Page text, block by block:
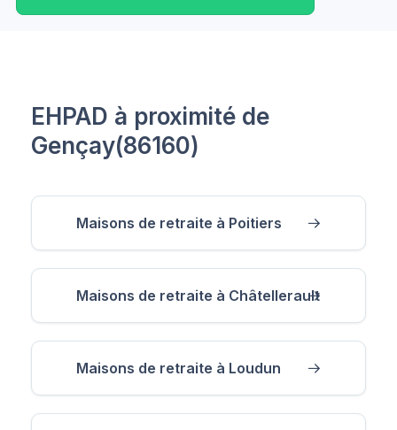
EHPAD à proximité de
Gençay(86160)
Maisons de retraite à Poitiers
Maisons de retraite à Châtellerault
Maisons de retraite à Loudun